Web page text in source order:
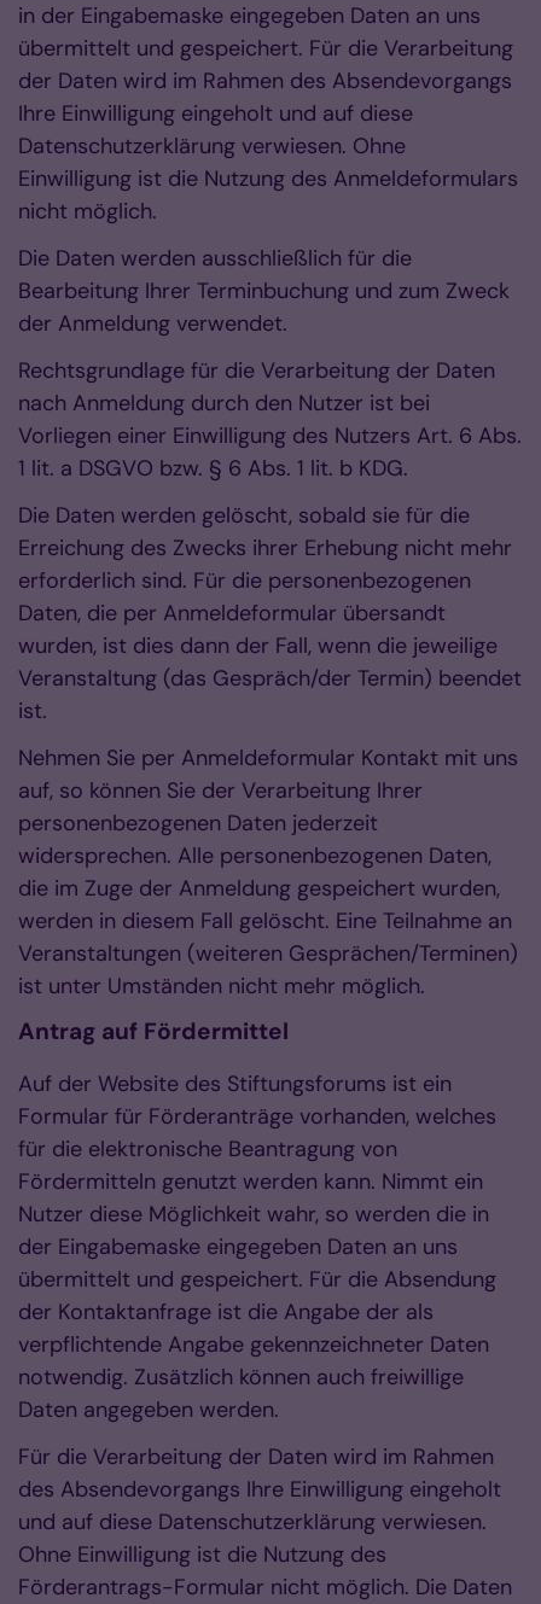
in der Eingabemaske eingegeben Daten an uns
übermittelt und gespeichert. Für die Verarbeitung
der Daten wird im Rahmen des Absendevorgangs
Ihre Einwilligung eingeholt und auf diese
Datenschutzerklärung verwiesen. Ohne
Einwilligung ist die Nutzung des Anmeldeformulars
nicht möglich.
Die Daten werden ausschließlich für die
Bearbeitung Ihrer Terminbuchung und zum Zweck
der Anmeldung verwendet.
Rechtsgrundlage für die Verarbeitung der Daten
nach Anmeldung durch den Nutzer ist bei
Vorliegen einer Einwilligung des Nutzers Art. 6 Abs.
1 lit. a DSGVO bzw. § 6 Abs. 1 lit. b KDG.
Die Daten werden gelöscht, sobald sie für die
Erreichung des Zwecks ihrer Erhebung nicht mehr
erforderlich sind. Für die personenbezogenen
Daten, die per Anmeldeformular übersandt
wurden, ist dies dann der Fall, wenn die jeweilige
Veranstaltung (das Gespräch/der Termin) beendet
ist.
Nehmen Sie per Anmeldeformular Kontakt mit uns
auf, so können Sie der Verarbeitung Ihrer
personenbezogenen Daten jederzeit
widersprechen. Alle personenbezogenen Daten,
die im Zuge der Anmeldung gespeichert wurden,
werden in diesem Fall gelöscht. Eine Teilnahme an
Veranstaltungen (weiteren Gesprächen/Terminen)
ist unter Umständen nicht mehr möglich.
Antrag auf Fördermittel
Auf der Website des Stiftungsforums ist ein
Formular für Förderanträge vorhanden, welches
für die elektronische Beantragung von
Fördermitteln genutzt werden kann. Nimmt ein
Nutzer diese Möglichkeit wahr, so werden die in
der Eingabemaske eingegeben Daten an uns
übermittelt und gespeichert. Für die Absendung
der Kontaktanfrage ist die Angabe der als
verpflichtende Angabe gekennzeichneter Daten
notwendig. Zusätzlich können auch freiwillige
Daten angegeben werden.
Für die Verarbeitung der Daten wird im Rahmen
des Absendevorgangs Ihre Einwilligung eingeholt
und auf diese Datenschutzerklärung verwiesen.
Ohne Einwilligung ist die Nutzung des
Förderantrags-Formular nicht möglich. Die Daten